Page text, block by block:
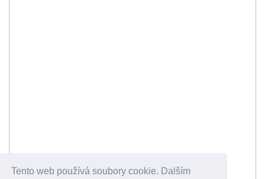
Tento web používá soubory cookie. Dalším